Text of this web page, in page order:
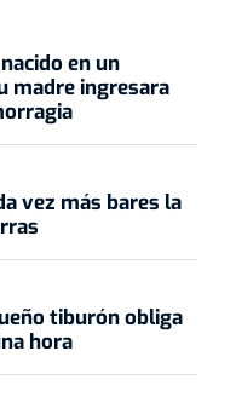
en un
madre ingresara
vez más bares la
tiburón obliga
hora